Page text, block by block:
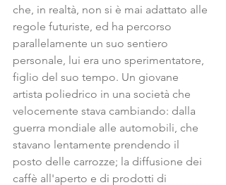
che, in realtà, non si è mai adattato alle
regole futuriste, ed ha percorso
parallelamente un suo sentiero
personale, lui era uno sperimentatore,
figlio del suo tempo. Un giovane
artista poliedrico in una società che
velocemente stava cambiando: dalla
guerra mondiale alle automobili, che
stavano lentamente prendendo il
posto delle carrozze; la diffusione dei
caffè all'aperto e di prodotti di